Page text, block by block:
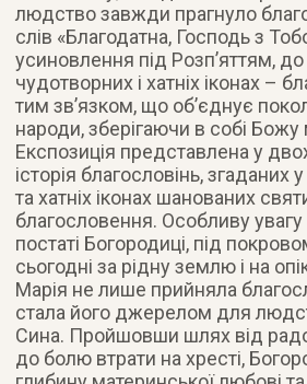
людство завжди прагнуло
слів «Благодатна, Господь з
усиновлення під Розпʼяттям, до
чудотворних і хатніх іконах –
тим зв’язком, що об’єднує
народи, зберігаючи в собі Божу
Експозиція представлена у
історія благословінь,
та хатніх іконах шанованих
благословення. Особливу
постаті Богородиці, під
сьогодні за рідну землю і на
Марія не лише прийняла
стала його джерелом для
Сина. Пройшовши шлях від
до болю втрати на хресті,